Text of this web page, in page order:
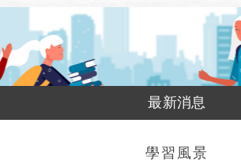
最新消息
學習風景